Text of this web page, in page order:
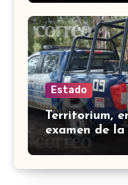
Estado
Territorium,
examen de
plataforma